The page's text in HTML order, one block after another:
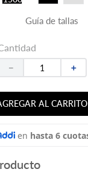
Guía de tallas
＋
－
AL CARRITO